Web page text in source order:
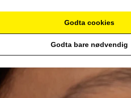
Godta cookies
Godta bare nødvendig